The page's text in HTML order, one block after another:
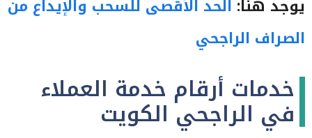
يوجد هنا: الحد الأقصى للسحب والإيداع من
الصراف الراجحي
خدمات أرقام خدمة العملاء
في الراجحي الكويت